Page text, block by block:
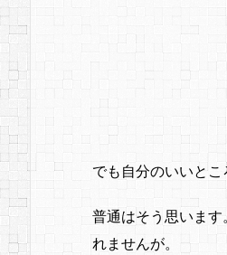
でも自分のいいと
普通はそう思いま
れませんが。